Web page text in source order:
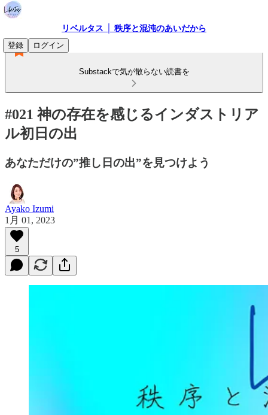
リベルタス │ 秩序と混沌のあいだから
登録
ログイン
Substackで気が散らない読書を
#021 神の存在を感じるインダストリア
ル初日の出
あなただけの”推し日の出”を見つけよう
Ayako Izumi
1月 01, 2023
5